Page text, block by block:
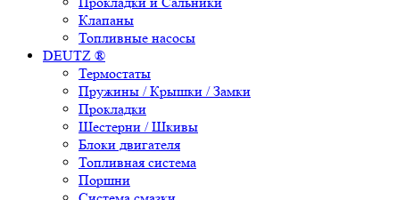
Клапаны
Топливные насосы
DEUTZ ®
Термостаты
Пружины / Крышки / Замки
Прокладки
Шестерни / Шкивы
Блоки двигателя
Топливная система
Поршни